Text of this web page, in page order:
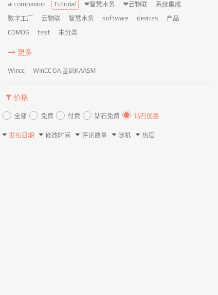
ai companion Tutorial ❤智慧水务 ❤云物联
系统集成
数字工厂
云物联 智慧水务 software devices
产品
COMOS
test 未分类
更多
Wincc WinCC OA 基础KAASM
价格
全部 免费 付费 钻石免费 钻石优惠
发布日期 修改时间 评论数量 随机 热度